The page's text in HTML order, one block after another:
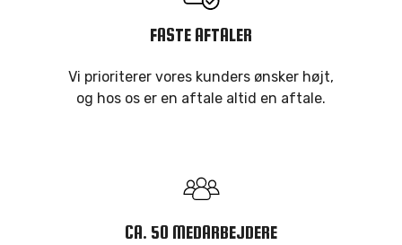
FASTE AFTALER
Vi prioriterer vores kunders ønsker højt,
og hos os er en aftale altid en aftale.
CA. 50 MEDARBEJDERE